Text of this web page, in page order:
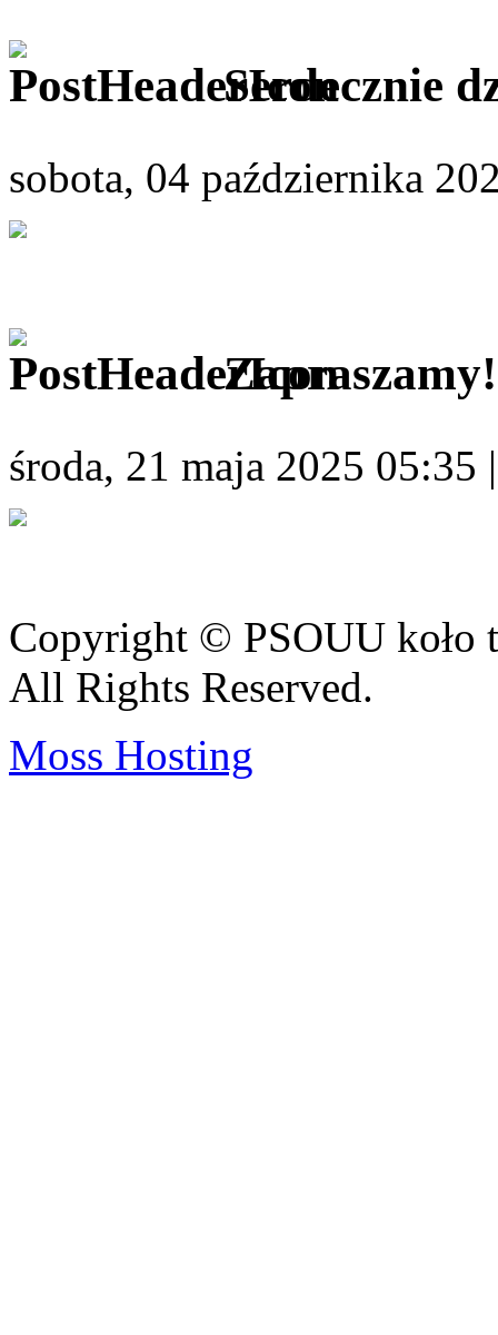
Serdecznie
sobota, 04 października
środa, 21 maja 2025 05:35
Copyright © PSOUU koło
All Rights Reserved.
Moss Hosting